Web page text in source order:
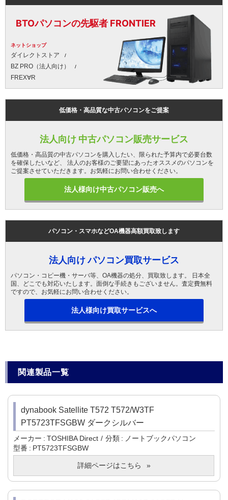
BTOパソコンの先駆者 FRONTIER
ネットショップ
ダイレクトストア
BZ PRO（法人向け）
FREX∀R
低価格・高品質な中古パソコンをご提案
法人向け 中古パソコン販売サービス
低価格・高品質の中古パソコンを購入したい、限られた予算内で必要台数
を確保したいなど、 法人のお客様のご要望にあったオススメのパソコンを
ご提案させていただきます。お気軽にお問い合わせください。
法人様向け中古パソコン販売へ
パソコン・スマホなどOA機器高額買取致します
法人向け パソコン買取サービス
パソコン・コピー機・サーバ等、OA機器の処分、買取致します。 日本全
国、どこでも対応いたします。面倒な手続きもございません。査定費無料
ですので、お気軽にお問い合わせください。
法人様向け買取サービスへ
関連製品一覧
dynabook Satellite T572 T572/W3TF
PT5723TFSGBW ダークシルバー
メーカー TOSHIBA Direct 分類
ノートブックパソコン
型番
PT5723TFSGBW
詳細ページはこちら